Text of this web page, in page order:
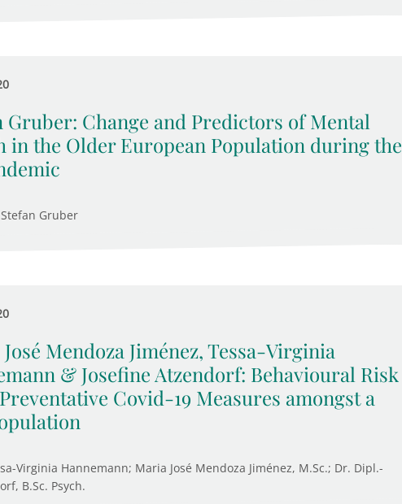
Gruber: Change and Predictors of Mental
in the Older European Population during the
Gruber
Mendoza Jiménez, Tessa-Virginia
& Josefine Atzendorf: Behavioural Risk
Covid-19 Measures amongst a
Virginia Hannemann; Maria José Mendoza Jiménez, M.Sc.; Dr. Dipl.-
B.Sc. Psych.